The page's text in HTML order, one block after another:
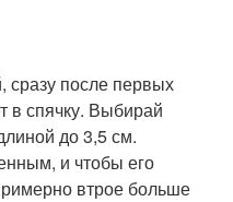
сразу после первых
в спячку. Выбирай
до 3,5 см.
и чтобы его
втрое больше